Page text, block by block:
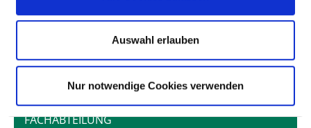
Auswahl erlauben
Nur notwendige Cookies verwenden
FACHEXPERTISE UND WEITERBILDUNG
MEDIZINISCHES LEISTUNGSANGEBOT MIT
FALLZAHLEN
WEITERE INFORMATIONEN ZUR
FACHABTEILUNG